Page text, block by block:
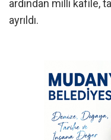
ardından milli kafile,
ayrıldı.